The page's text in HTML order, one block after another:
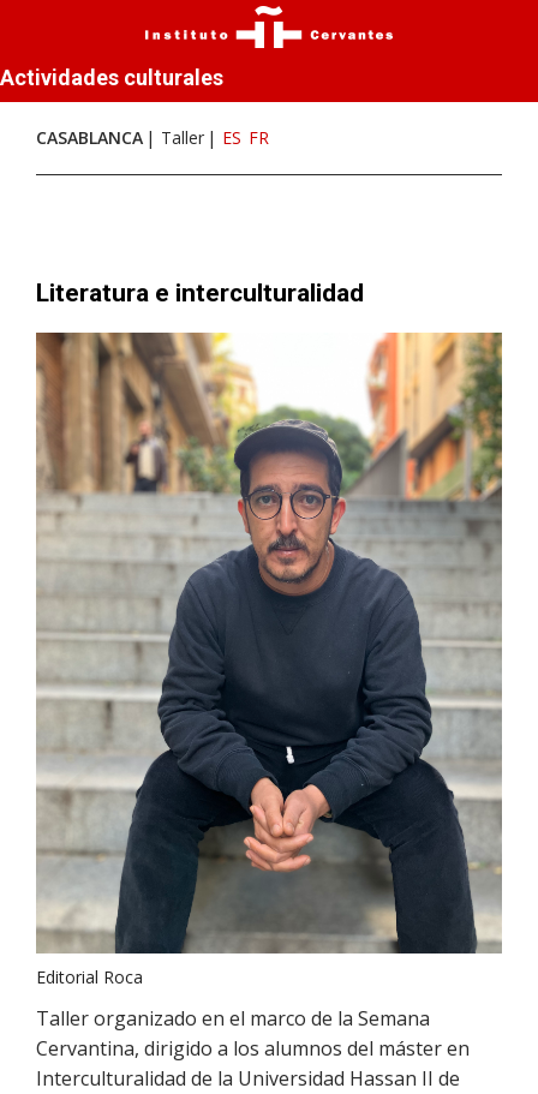
Actividades culturales
CASABLANCA Taller ES FR
Literatura e interculturalidad
Editorial Roca
Taller organizado en el marco de la Semana
Cervantina, dirigido a los alumnos del máster en
Interculturalidad de la Universidad Hassan II de